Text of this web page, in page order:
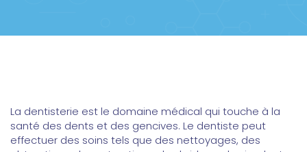
La dentisterie est le domaine médical qui touche à la
santé des dents et des gencives. Le dentiste peut
effectuer des soins tels que des nettoyages, des